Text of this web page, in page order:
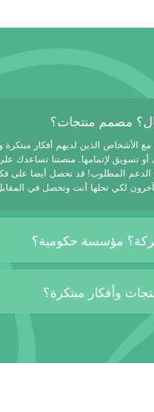
مصمم منتجات؟
الأشخاص الذين لديهم أفكار
تسويق لإتمامها. منصتنا تساعدك
المطلوب! قد تحصل أيضا على
آخرون لكي تحلها أنت وتحصل في
مؤسسة حكومية؟
وأفكار مبتكرة؟